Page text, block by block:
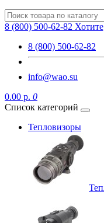
8 (800) 500-62-82
8 (800) 500-62-82
info@wao.su
0.00 р. 0
Список категорий
Тепловизоры